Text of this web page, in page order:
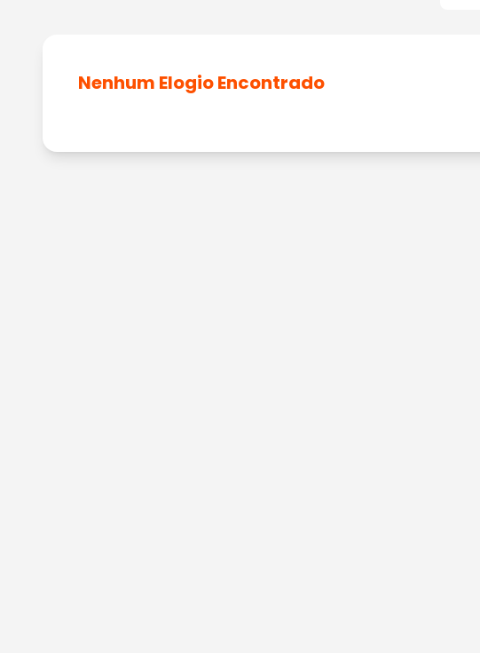
Nenhum Elogio Encontrado